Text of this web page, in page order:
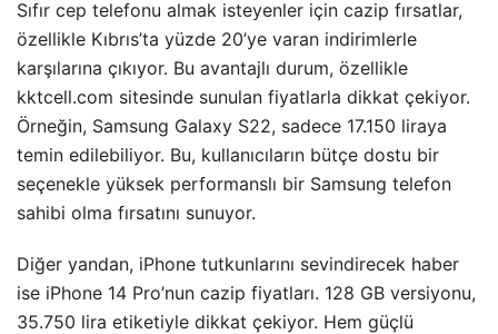
Sıfır cep telefonu almak isteyenler için cazip fırsatlar,
özellikle Kıbrıs’ta yüzde 20’ye varan indirimlerle
karşılarına çıkıyor. Bu avantajlı durum, özellikle
kktcell.com sitesinde sunulan fiyatlarla dikkat çekiyor.
Örneğin, Samsung Galaxy S22, sadece 17.150 liraya
temin edilebiliyor. Bu, kullanıcıların bütçe dostu bir
seçenekle yüksek performanslı bir Samsung telefon
sahibi olma fırsatını sunuyor.
Diğer yandan, iPhone tutkunlarını sevindirecek haber
ise iPhone 14 Pro’nun cazip fiyatları. 128 GB versiyonu,
35.750 lira etiketiyle dikkat çekiyor. Hem güçlü